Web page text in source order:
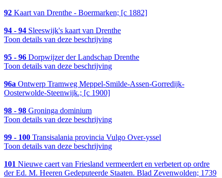
92 Kaart van Drenthe - Boermarken; [c 1882]
94 - 94 Sleeswijk's kaart van Drenthe
Toon details van deze beschrijving
95 - 96 Dorpwijzer der Landschap Drenthe
Toon details van deze beschrijving
96a Ontwerp Tramweg Meppel-Smilde-Assen-Gorredijk-
Oosterwolde-Steenwijk.; [c 1900]
98 - 98 Groninga dominium
Toon details van deze beschrijving
99 - 100 Transisalania provincia Vulgo Over-yssel
Toon details van deze beschrijving
101 Nieuwe caert van Friesland vermeerdert en verbetert op ordre
der Ed. M. Heeren Gedeputeerde Staaten. Blad Zevenwolden; 1739